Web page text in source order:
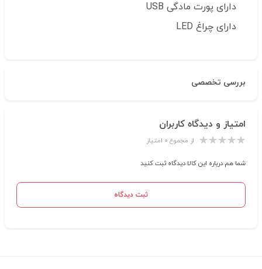
دارای پورت مادگی USB
دارای چراغ LED
بررسی تخصصی
امتیاز و دیدگاه کاربران
از مجموع ۰ امتیاز
شما هم درباره این کالا دیدگاه ثبت کنید
ثبت دیدگاه